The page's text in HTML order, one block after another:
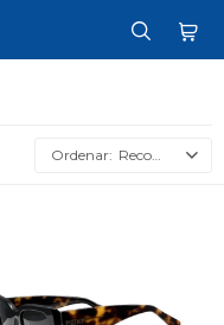
Recomendados